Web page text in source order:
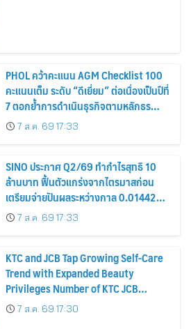
PHOL คว้าคะแนน AGM Checklist 100
คะแนนเต็ม ระดับ “ดีเยี่ยม” ต่อเนื่องเป็นปีที่
7 ตอกย้ำการดำเนินธุรกิจตามหลักธร
รมาภิบาล โปร่งใส สร้างความเชื่อมั่นผู้ถือ
หุ้น
7 ส.ค. 69 17:33
SINO ประกาศ Q2/69 ทำกำไรสุทธิ 10
ล้านบาท ฟื้นตัวแกร่งจากไตรมาสก่อน
เตรียมจ่ายปันผลระหว่างกาล 0.014423
บาทต่อหุ้น ครึ่งปีหลังมุ่งเติบโตต่อเนื่อง
7 ส.ค. 69 17:33
KTC and JCB Tap Growing Self-Care
Trend with Expanded Beauty
Privileges Number of KTC JCB
Cardmembers Spending on
Cosmetics Rises 26%
7 ส.ค. 69 17:30